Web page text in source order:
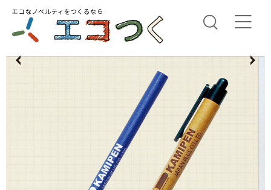
エコなノベルティをつくるなら